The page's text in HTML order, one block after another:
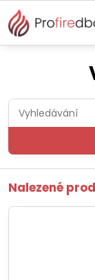
Nalezené